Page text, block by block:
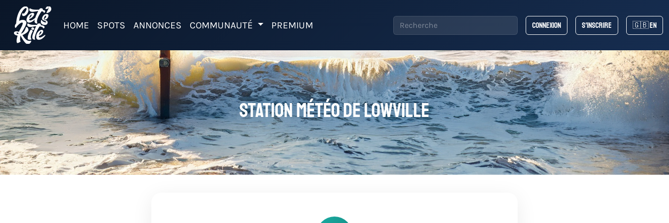
HOME SPOTS ANNONCES COMMUNAUTÉ PREMIUM Connexion S'inscrire 🇬🇧 EN
Station météo de LOWVILLE